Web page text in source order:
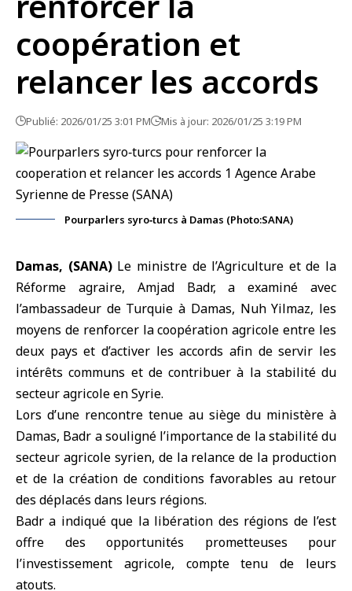
coopération et
relancer les accords
Publié: 2026/01/25 3:01 PM Mis à jour: 2026/01/25 3:19 PM
Pourparlers syro‑turcs à Damas (Photo:SANA)
Damas, (SANA) Le ministre de l’Agriculture et de la
Réforme agraire, Amjad Badr, a examiné avec
l’ambassadeur de Turquie à Damas, Nuh Yilmaz, les
moyens de renforcer la coopération agricole entre les
deux pays et d’activer les accords afin de servir les
intérêts communs et de contribuer à la stabilité du
secteur agricole en Syrie.
Lors d’une rencontre tenue au siège du ministère à
Damas, Badr a souligné l’importance de la stabilité du
secteur agricole syrien, de la relance de la production
et de la création de conditions favorables au retour
des déplacés dans leurs régions.
Badr a indiqué que la libération des régions de l’est
offre des opportunités prometteuses pour
l’investissement agricole, compte tenu de leurs
atouts.